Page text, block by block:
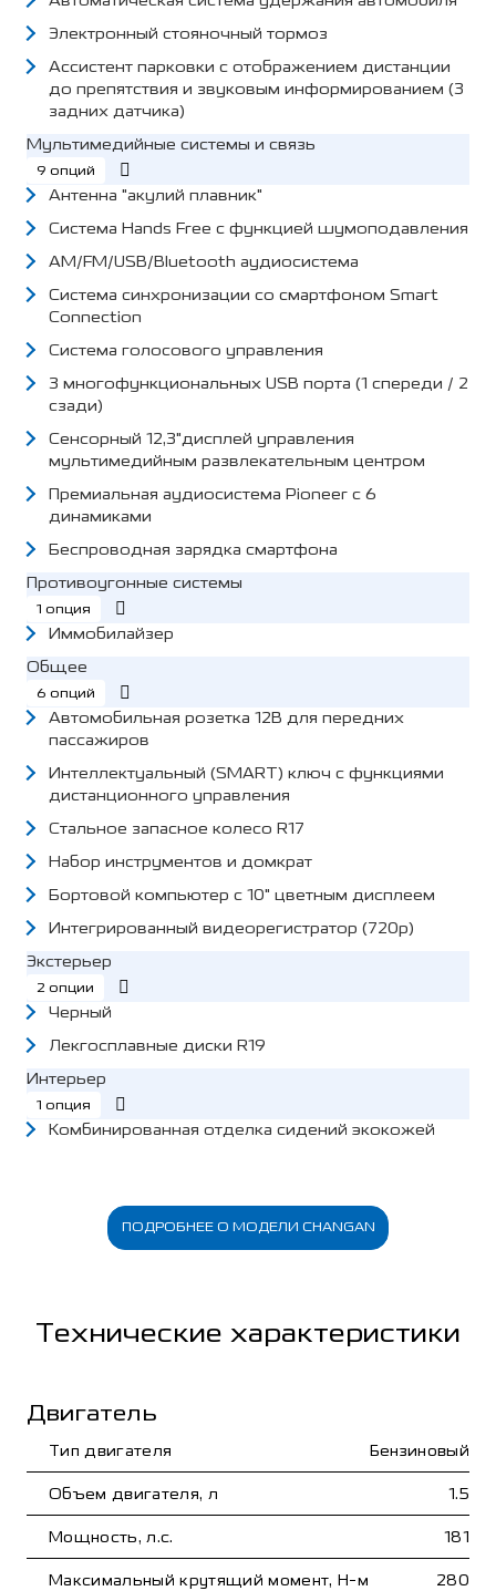
Электронный стояночный тормоз
Ассистент парковки c отображением дистанции
до препятствия и звуковым информированием (3
задних датчика)
Мультимедийные системы и связь
9 опций
Антенна "акулий плавник"
Система Hands Free с функцией шумоподавления
AM/FM/USB/Bluetooth аудиосистема
Система синхронизации со смартфоном Smart
Connection
Система голосового управления
3 многофункциональных USB порта (1 спереди / 2
сзади)
Сенсорный 12,3"дисплей управления
мультимедийным развлекательным центром
Премиальная аудиосистема Pioneer с 6
динамиками
Беспроводная зарядка смартфона
Противоугонные системы
1 опция
Иммобилайзер
Общее
6 опций
Автомобильная розетка 12В для передних
пассажиров
Интеллектуальный (SMART) ключ с функциями
дистанционного управления
Стальное запасное колесо R17
Набор инструментов и домкрат
Бортовой компьютер с 10" цветным дисплеем
Интегрированный видеорегистратор (720p)
Экстерьер
2 опции
Черный
Лекгосплавные диски R19
Интерьер
1 опция
Комбинированная отделка сидений экокожей
ПОДРОБНЕЕ О МОДЕЛИ CHANGAN
Технические характеристики
Двигатель
Тип двигателя Бензиновый
Объем двигателя, л 1.5
Мощность, л.с. 181
Максимальный крутящий момент, Н-м 280